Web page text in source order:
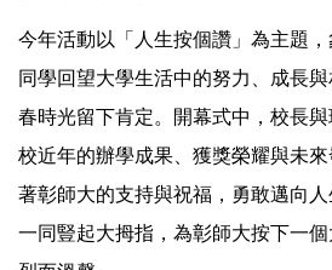
今年活動以「人生按個讚」為主題
同學回望大學生活中的努力、成長
春時光留下肯定。開幕式中，校長
校近年的辦學成果、獲獎榮耀與未
著彰師大的支持與祝福，勇敢邁向
一同豎起大拇指，為彰師大按下一